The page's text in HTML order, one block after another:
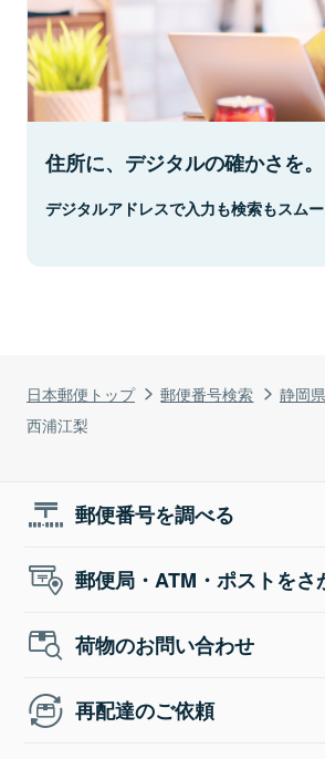
日本郵便トップ 郵便番号検索 静岡県
西浦江梨
住所に、デジタルの確かさを。
デジタルアドレスで入力も検索もスムー
郵便番号を調べる
郵便局・ATM・ポストをさ
荷物のお問い合わせ
再配達のご依頼